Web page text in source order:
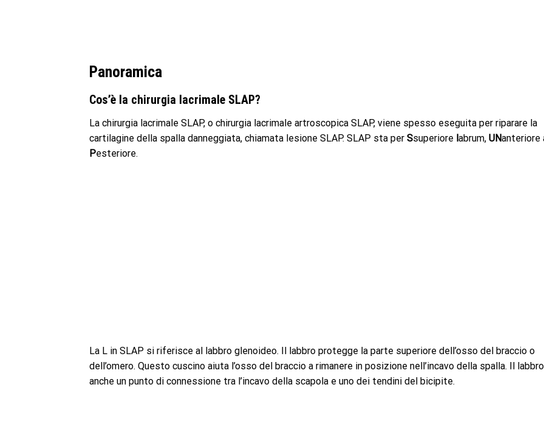
Panoramica
Cos’è la chirurgia lacrimale SLAP?
La chirurgia lacrimale SLAP, o chirurgia lacrimale artroscopica SLAP, viene spesso eseguita per riparare la
cartilagine della spalla danneggiata, chiamata lesione SLAP. SLAP sta per Ssuperiore labrum, UNanteriore
Pesteriore.
La L in SLAP si riferisce al labbro glenoideo. Il labbro protegge la parte superiore dell’osso del braccio o
dell’omero. Questo cuscino aiuta l’osso del braccio a rimanere in posizione nell’incavo della spalla. Il
anche un punto di connessione tra l’incavo della scapola e uno dei tendini del bicipite.